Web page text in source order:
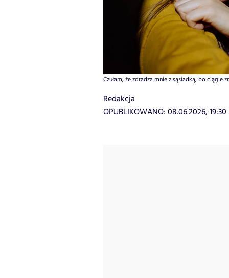
Czułam, że zdradza mnie z sąsiadką, bo
Redakcja
OPUBLIKOWANO: 08.06.2026, 19:30